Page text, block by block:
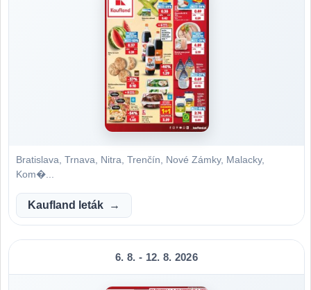
Bratislava, Trnava, Nitra, Trenčín, Nové Zámky, Malacky,
Kom�...
Kaufland leták
6. 8. - 12. 8. 2026